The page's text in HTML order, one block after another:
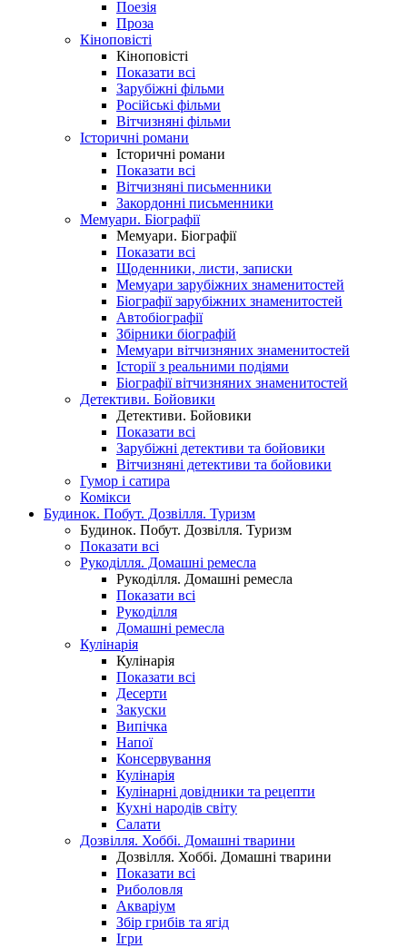
Поезія
Проза
Кіноповісті
Кіноповісті
Показати всі
Зарубіжні фільми
Російські фільми
Вітчизняні фільми
Історичні романи
Історичні романи
Показати всі
Вітчизняні письменники
Закордонні письменники
Мемуари. Біографії
Мемуари. Біографії
Показати всі
Щоденники, листи, записки
Мемуари зарубіжних знаменитостей
Біографії зарубіжних знаменитостей
Автобіографії
Збірники біографій
Мемуари вітчизняних знаменитостей
Історії з реальними подіями
Біографії вітчизняних знаменитостей
Детективи. Бойовики
Детективи. Бойовики
Показати всі
Зарубіжні детективи та бойовики
Вітчизняні детективи та бойовики
Гумор і сатира
Комікси
Будинок. Побут. Дозвілля. Туризм
Будинок. Побут. Дозвілля. Туризм
Показати всі
Рукоділля. Домашні ремесла
Рукоділля. Домашні ремесла
Показати всі
Рукоділля
Домашні ремесла
Кулінарія
Кулінарія
Показати всі
Десерти
Закуски
Випічка
Напої
Консервування
Кулінарія
Кулінарні довідники та рецепти
Кухні народів світу
Салати
Дозвілля. Хоббі. Домашні тварини
Дозвілля. Хоббі. Домашні тварини
Показати всі
Риболовля
Акваріум
Збір грибів та ягід
Ігри